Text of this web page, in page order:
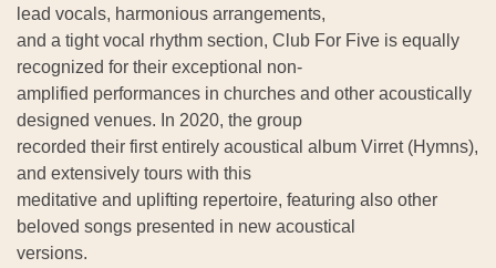
lead vocals, harmonious arrangements,
and a tight vocal rhythm section, Club For Five is equally
recognized for their exceptional non-
amplified performances in churches and other acoustically
designed venues. In 2020, the group
recorded their first entirely acoustical album Virret (Hymns),
and extensively tours with this
meditative and uplifting repertoire, featuring also other
beloved songs presented in new acoustical
versions.